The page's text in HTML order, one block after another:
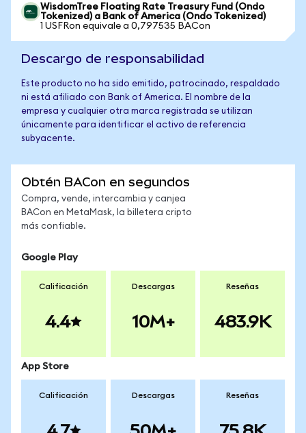
WisdomTree Floating Rate Treasury Fund (Ondo
Tokenized) a Bank of America (Ondo Tokenized)
1 USFRon equivale a 0,797535 BACon
Descargo de responsabilidad
Este producto no ha sido emitido, patrocinado, respaldado
ni está afiliado con Bank of America. El nombre de la
empresa y cualquier otra marca registrada se utilizan
únicamente para identificar el activo de referencia
subyacente.
Obtén BACon en segundos
Compra, vende, intercambia y canjea
BACon en MetaMask, la billetera cripto
más confiable.
Google Play
Calificación
4.4
Descargas
10M+
Reseñas
483.9K
App Store
Calificación Descargas Reseñas